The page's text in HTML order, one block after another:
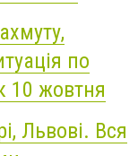
по
10 жовтня
Львові. Вся